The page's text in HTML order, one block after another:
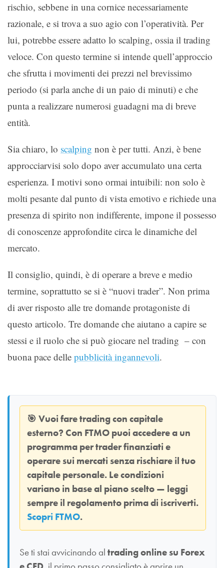
rischio, sebbene in una cornice necessariamente
razionale, e si trova a suo agio con l’operatività. Per
lui, potrebbe essere adatto lo scalping, ossia il trading
veloce. Con questo termine si intende quell’approccio
che sfrutta i movimenti dei prezzi nel brevissimo
periodo (si parla anche di un paio di minuti) e che
punta a realizzare numerosi guadagni ma di breve
entità.
Sia chiaro, lo scalping non è per tutti. Anzi, è bene
approcciarvisi solo dopo aver accumulato una certa
esperienza. I motivi sono ormai intuibili: non solo è
molti pesante dal punto di vista emotivo e richiede una
presenza di spirito non indifferente, impone il possesso
di conoscenze approfondite circa le dinamiche del
mercato.
Il consiglio, quindi, è di operare a breve e medio
termine, soprattutto se si è “nuovi trader”. Non prima
di aver risposto alle tre domande protagoniste di
questo articolo. Tre domande che aiutano a capire se
stessi e il ruolo che si può giocare nel trading – con
buona pace delle pubblicità ingannevoli.
🎯 Vuoi fare trading con capitale
esterno? Con FTMO puoi accedere a un
programma per trader finanziati e
operare sui mercati senza rischiare il tuo
capitale personale. Le condizioni
variano in base al piano scelto — leggi
sempre il regolamento prima di iscriverti.
Scopri FTMO.
Se ti stai avvicinando al trading online su Forex